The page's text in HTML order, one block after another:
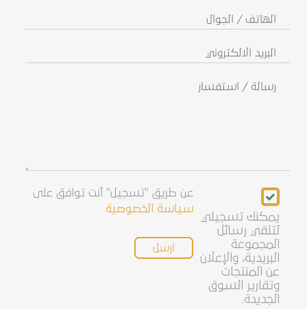
الهاتف
/
الجوال
البريد
الالكتروني
رسالة
Newsletter
يمكنك تسجيلي
لتلقي رسائل
المجموعة
البريدية، والإعلان
عن المنتجات
وتقارير السوق
الجديدة.
عن طريق "تسجيل" أنت توافق على
سياسة الخصوصية